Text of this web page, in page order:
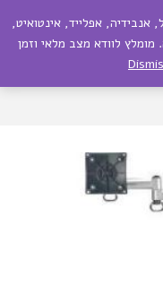
תפריט
אנבידיה, אפלייד, אינטואיט,
לוודא מצב מלאי וזמן